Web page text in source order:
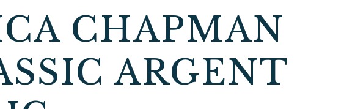
CHAPMAN
ARGENT